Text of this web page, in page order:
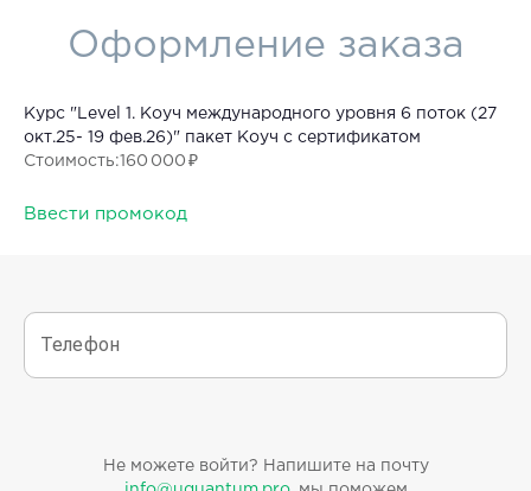
Оформление заказа
Курс "Level 1. Коуч международного уровня 6 поток (27
окт.25- 19 фев.26)" пакет Коуч с сертификатом
Стоимость:160 000 ₽
Ввести промокод
Телефон
Не можете войти? Напишите на почту